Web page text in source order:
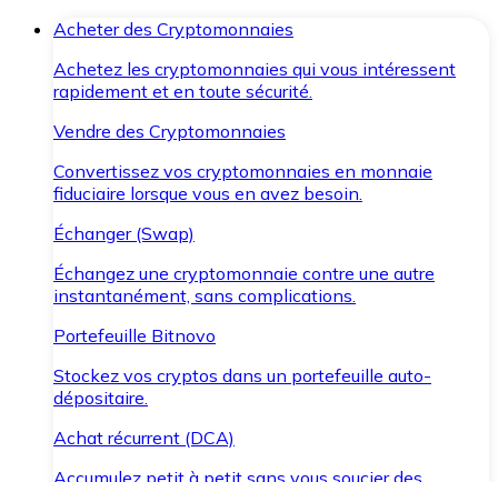
Acheter des Cryptomonnaies
Achetez les cryptomonnaies qui vous intéressent
rapidement et en toute sécurité.
Vendre des Cryptomonnaies
Convertissez vos cryptomonnaies en monnaie
fiduciaire lorsque vous en avez besoin.
Échanger (Swap)
Échangez une cryptomonnaie contre une autre
instantanément, sans complications.
Portefeuille Bitnovo
Stockez vos cryptos dans un portefeuille auto-
dépositaire.
Achat récurrent (DCA)
Accumulez petit à petit sans vous soucier des